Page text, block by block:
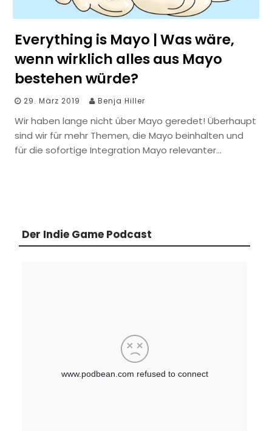
Everything is Mayo | Was wäre,
wenn wirklich alles aus Mayo
bestehen würde?
29. März 2019 Benja Hiller
Wir haben lange nicht über Mayo geredet! Überhaupt
sind wir für mehr Themen, die Mayo beinhalten und
für die sofortige Integration Mayo relevanter…
Der Indie Game Podcast